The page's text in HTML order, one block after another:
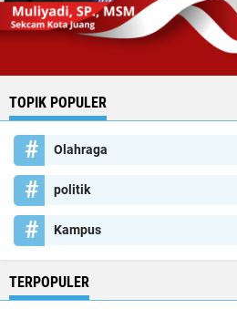
TOPIK POPULER
Olahraga
politik
Kampus
TERPOPULER